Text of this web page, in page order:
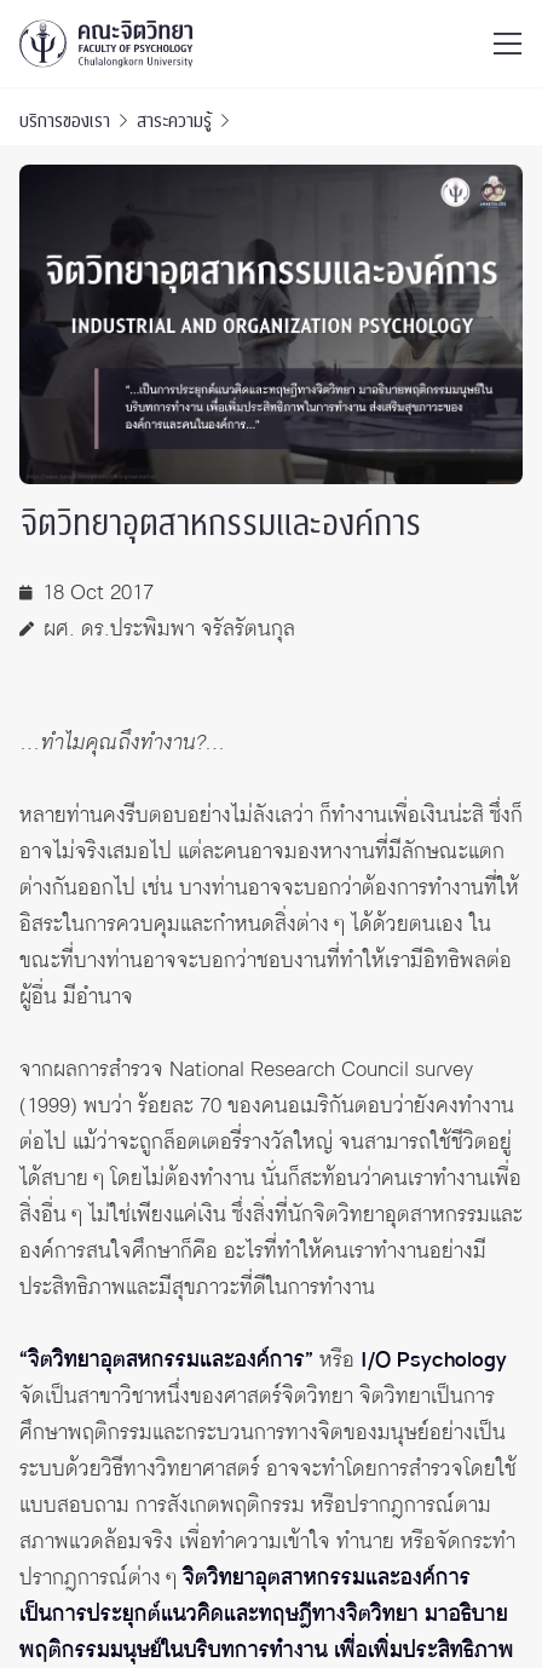
บริการของเรา สาระความรู้
จิตวิทยาอุตสาหกรรมและองค์การ
18 Oct 2017
ผศ. ดร.ประพิมพา จรัลรัตนกุล
…ทำไมคุณถึงทำงาน?…
หลายท่านคงรีบตอบอย่างไม่ลังเลว่า ก็ทำงานเพื่อเงินน่ะสิ ซึ่งก็
อาจไม่จริงเสมอไป แต่ละคนอาจมองหางานที่มีลักษณะแตก
ต่างกันออกไป เช่น บางท่านอาจจะบอกว่าต้องการทำงานที่ให้
อิสระในการควบคุมและกำหนดสิ่งต่าง ๆ ได้ด้วยตนเอง ใน
ขณะที่บางท่านอาจจะบอกว่าชอบงานที่ทำให้เรามีอิทธิพลต่อ
ผู้อื่น มีอำนาจ
จากผลการสำรวจ National Research Council survey
(1999) พบว่า ร้อยละ 70 ของคนอเมริกันตอบว่ายังคงทำงาน
ต่อไป แม้ว่าจะถูกล็อตเตอรี่รางวัลใหญ่ จนสามารถใช้ชีวิตอยู่
ได้สบาย ๆ โดยไม่ต้องทำงาน นั่นก็สะท้อนว่าคนเราทำงานเพื่อ
สิ่งอื่น ๆ ไม่ใช่เพียงแค่เงิน ซึ่งสิ่งที่นักจิตวิทยาอุตสาหกรรมและ
องค์การสนใจศึกษาก็คือ อะไรที่ทำให้คนเราทำงานอย่างมี
ประสิทธิภาพและมีสุขภาวะที่ดีในการทำงาน
“จิตวิทยาอุตสหกรรมและองค์การ” หรือ I/O Psychology
จัดเป็นสาขาวิชาหนึ่งของศาสตร์จิตวิทยา จิตวิทยาเป็นการ
ศึกษาพฤติกรรมและกระบวนการทางจิตของมนุษย์อย่างเป็น
ระบบด้วยวิธีทางวิทยาศาสตร์ อาจจะทำโดยการสำรวจโดยใช้
แบบสอบถาม การสังเกตพฤติกรรม หรือปรากฎการณ์ตาม
สภาพแวดล้อมจริง เพื่อทำความเข้าใจ ทำนาย หรือจัดกระทำ
ปรากฎการณ์ต่าง ๆจิตวิทยาอุตสาหกรรมและองค์การ
เป็นการประยุกต์แนวคิดและทฤษฎีทางจิตวิทยา มาอธิบาย
พฤติกรรมมนุษย์ในบริบทการทำงาน เพื่อเพิ่มประสิทธิภาพ